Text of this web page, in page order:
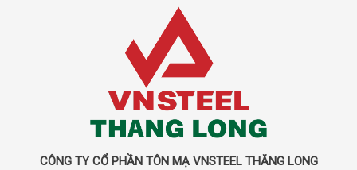
CÔNG TY CỔ PHẦN TÔN MẠ VNSTEEL THĂNG LONG